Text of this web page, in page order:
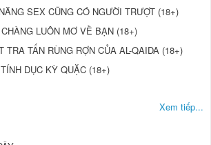
SEX CŨNG CÓ NGƯỜI TRƯỢT (18+)
LUÔN MƠ VỀ BẠN (18+)
TRA TẤN RÙNG RỢN CỦA AL-QAIDA (18+)
DỤC KỲ QUẶC (18+)
Xem tiếp...